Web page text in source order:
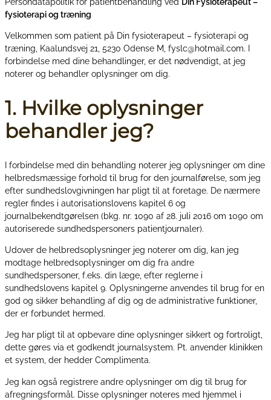
fysioterapi og træning
Velkommen som patient på Din fysioterapeut – fysioterapi og
træning, Kaalundsvej 21, 5230 Odense M, fyslc@hotmail.com. I
forbindelse med dine behandlinger, er det nødvendigt, at jeg
noterer og behandler oplysninger om dig.
1. Hvilke oplysninger
behandler jeg?
I forbindelse med din behandling noterer jeg oplysninger om dine
helbredsmæssige forhold til brug for den journalførelse, som jeg
efter sundhedslovgivningen har pligt til at foretage. De nærmere
regler findes i autorisationslovens kapitel 6 og
journalbekendtgørelsen (bkg. nr. 1090 af 28. juli 2016 om 1090 om
autoriserede sundhedspersoners patientjournaler).
Udover de helbredsoplysninger jeg noterer om dig, kan jeg
modtage helbredsoplysninger om dig fra andre
sundhedspersoner, f.eks. din læge, efter reglerne i
sundhedslovens kapitel 9. Oplysningerne anvendes til brug for en
god og sikker behandling af dig og de administrative funktioner,
der er forbundet hermed.
Jeg har pligt til at opbevare dine oplysninger sikkert og fortroligt,
dette gøres via et godkendt journalsystem. Pt. anvender klinikken
et system, der hedder Complimenta.
Jeg kan også registrere andre oplysninger om dig til brug for
afregningsformål. Disse oplysninger noteres med hjemmel i